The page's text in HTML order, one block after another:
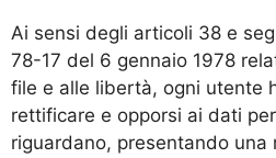
Ai sensi degli articoli 38 e
78-17 del 6 gennaio 1978
file e alle libertà, ogni utente
rettificare e opporsi ai dati
riguardano, presentando una